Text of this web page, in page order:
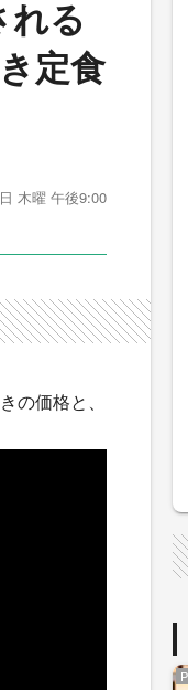
れる
定食
木曜 午後9:00
の価格と、